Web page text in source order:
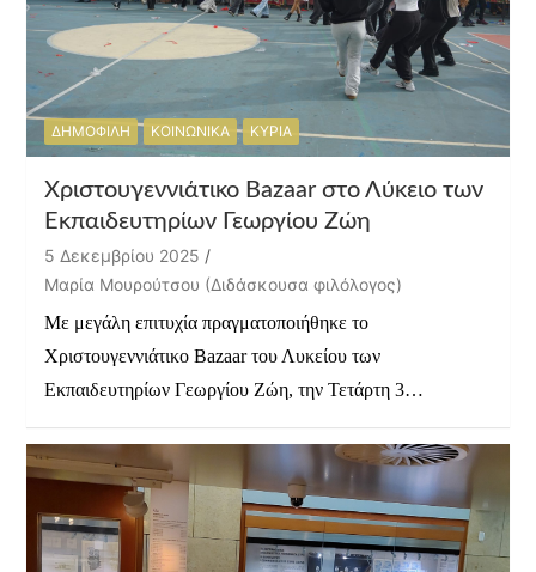
ΔΗΜΟΦΙΛΗ ΚΟΙΝΩΝΙΚΑ ΚΥΡΙΑ
Χριστουγεννιάτικο Bazaar στο Λύκειο των
Εκπαιδευτηρίων Γεωργίου Ζώη
5 Δεκεμβρίου 2025
Μαρία Μουρούτσου (Διδάσκουσα φιλόλογος)
Με μεγάλη επιτυχία πραγματοποιήθηκε το
Χριστουγεννιάτικο Bazaar του Λυκείου των
Εκπαιδευτηρίων Γεωργίου Ζώη, την Τετάρτη 3…